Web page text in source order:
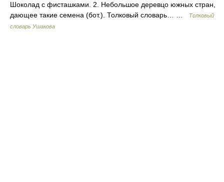
Шоколад с фисташками. 2. Небольшое деревцо южных стран,
дающее такие семена (бот.). Толковый словарь… …
Толковый
словарь Ушакова